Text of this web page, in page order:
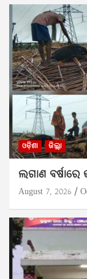
ଓଡ଼ିଶା ଜିଲ୍ଲା
ଲଗାଣ
August 7, 2026